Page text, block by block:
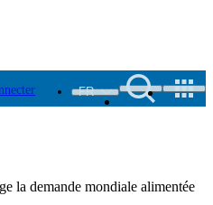
FR
la demande mondiale alimentée